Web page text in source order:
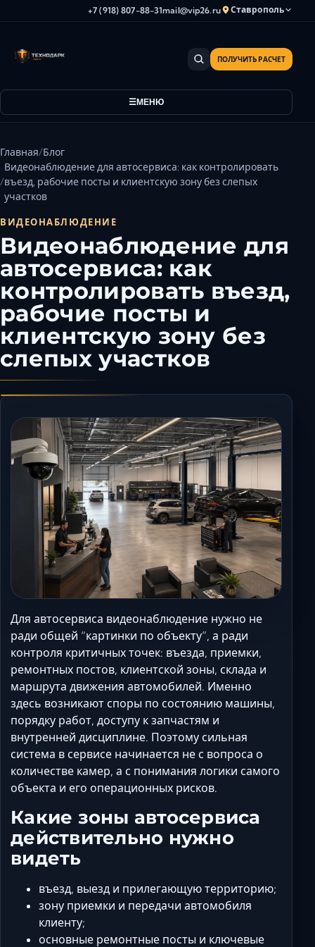
+7 (918) 807-88-31mail@vip26.ru Ставрополь
Анапа
Волгодонск
Волжский
Дербент
Камышин
Керчь
Махачкала
Минеральные Воды
Назрань
Нальчик
Новороссийск
Пятигорск
Ростов-на-Дону
Севастополь
Симферополь
Сочи
Ставрополь
Таганрог
Феодосия
Элиста
Ялта
МЕНЮ
ПОЛУЧИТЬ РАСЧЕТ
Главная Блог
Видеонаблюдение для автосервиса: как контролировать
въезд, рабочие посты и клиентскую зону без слепых
участков
ВИДЕОНАБЛЮДЕНИЕ
Видеонаблюдение для
автосервиса: как
контролировать въезд,
рабочие посты и
клиентскую зону без
слепых участков
Для автосервиса видеонаблюдение нужно не
ради общей “картинки по объекту”, а ради
контроля критичных точек: въезда, приемки,
ремонтных постов, клиентской зоны, склада и
маршрута движения автомобилей. Именно
здесь возникают споры по состоянию машины,
порядку работ, доступу к запчастям и
внутренней дисциплине. Поэтому сильная
система в сервисе начинается не с вопроса о
количестве камер, а с понимания логики самого
объекта и его операционных рисков.
Какие зоны автосервиса
действительно нужно
видеть
въезд, выезд и прилегающую территорию;
зону приемки и передачи автомобиля
клиенту;
основные ремонтные посты и ключевые